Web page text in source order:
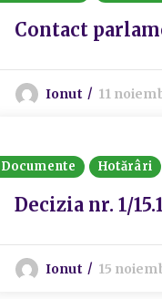
Contact
Ionut 11
Documente Hotărâri
Decizia nr. 1/
Ionut 15